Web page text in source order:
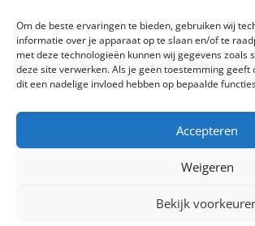
Om de beste ervaringen te bieden, gebruiken wij
informatie over je apparaat op te slaan en/of te
met deze technologieën kunnen wij gegevens zoals
deze site verwerken. Als je geen toestemming
dit een nadelige invloed hebben op bepaalde
Accepteren
Weigeren
Bekijk